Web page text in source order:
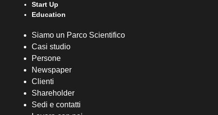
Start Up
Education
Siamo un Parco Scientifico
Casi studio
Persone
Newspaper
Clienti
Shareholder
Sedi e contatti